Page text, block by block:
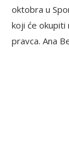
oktobra u
koji će okupiti
pravca. Ana